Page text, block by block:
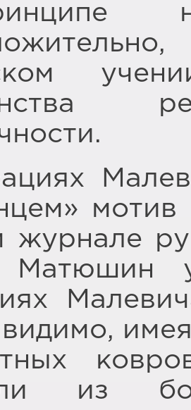
мотив
журнале
Матюшин
из